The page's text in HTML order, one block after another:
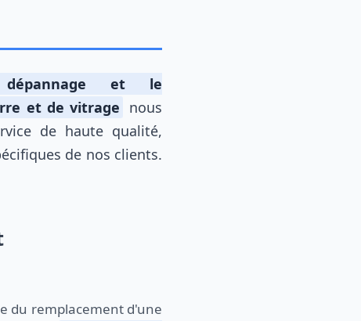
et le
et de vitrage nous
de haute qualité,
de nos clients.
du remplacement d'une